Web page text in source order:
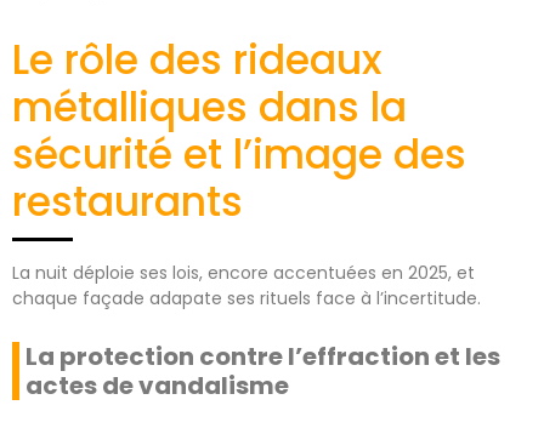
Le rôle des rideaux
métalliques dans la
sécurité et l’image des
restaurants
La nuit déploie ses lois, encore accentuées en 2025, et
chaque façade adapate ses rituels face à l’incertitude.
La protection contre l’effraction et les
actes de vandalisme